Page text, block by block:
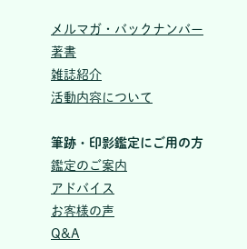
メルマガ・バックナンバー
著書
雑誌紹介
活動内容について
筆跡・印影鑑定にご用の方
鑑定のご案内
アドバイス
お客様の声
Q&A